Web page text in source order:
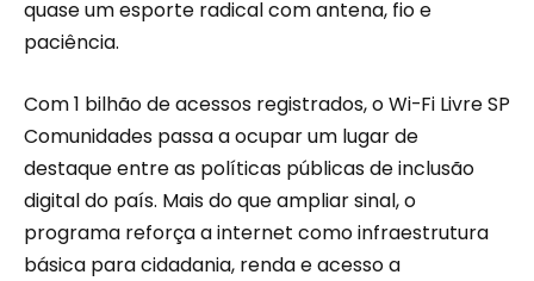
quase um esporte radical com antena, fio e
paciência.
Com 1 bilhão de acessos registrados, o Wi-Fi Livre SP
Comunidades passa a ocupar um lugar de
destaque entre as políticas públicas de inclusão
digital do país. Mais do que ampliar sinal, o
programa reforça a internet como infraestrutura
básica para cidadania, renda e acesso a